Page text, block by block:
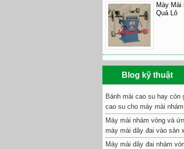
Máy Mài
Quả Lô
Blog kỹ thuật
Bánh mài cao su hay còn
cao su cho máy mài nhám
Máy mài nhám vòng và
máy mài dây đai vào sản
Máy mài dây đai nhám